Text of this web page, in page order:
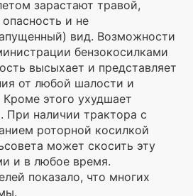
зарастают травой,
и не
вид. Возможности
бензокосилками
высыхает и представляет
от любой шалости и
этого ухудшает
При наличии трактора с
роторной косилкой
может скосить эту
и в любое время.
показало, что многих